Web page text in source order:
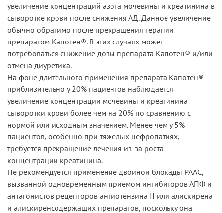
увеличение концентраций азота мочевины и креатинина в
сыворотке крови после снижения АД. Данное увеличение
обычно обратимо после прекращения терапии
препаратом Капотен®. В этих случаях может
потребоваться снижение дозы препарата Капотен® и/или
отмена диуретика.
На фоне длительного применения препарата Капотен®
приблизительно у 20% пациентов наблюдается
увеличение концентрации мочевины и креатинина
сыворотки крови более чем на 20% по сравнению с
нормой или исходным значением. Менее чем у 5%
пациентов, особенно при тяжелых нефропатиях,
требуется прекращение лечения из-за роста
концентрации креатинина.
Не рекомендуется применение двойной блокады РААС,
вызванной одновременным приемом ингибиторов АПФ и
антагонистов рецепторов ангиотензина II или алискирена
и алискиренсодержащих препаратов, поскольку она